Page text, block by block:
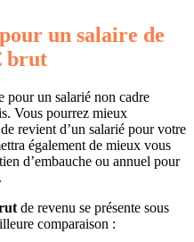
un salaire de
brut
pour un salarié non cadre
Vous pourrez mieux
revient d’un salarié pour votre
également de mieux vous
d’embauche ou annuel pour
de revenu se présente sous
comparaison :